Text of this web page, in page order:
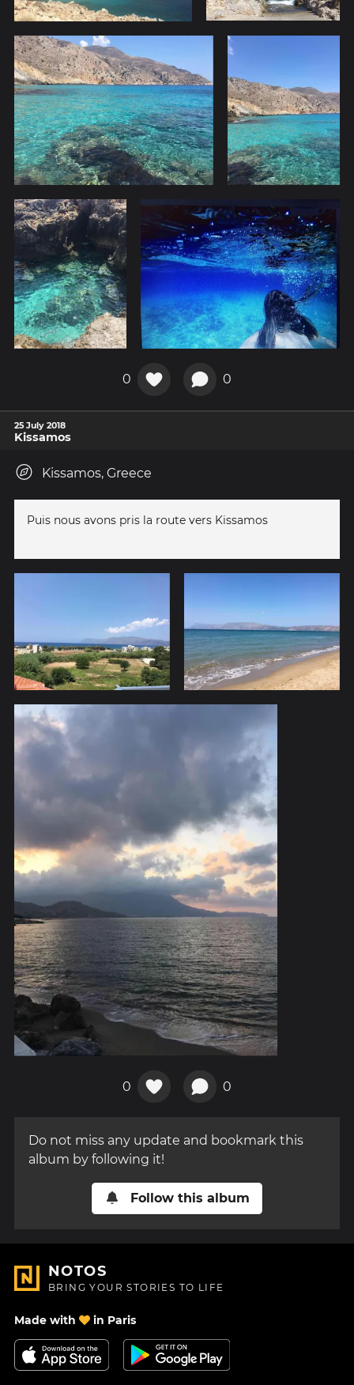
0 0
25 July 2018
Kissamos
Kissamos, Greece
Puis nous avons pris la route vers Kissamos
0 0
Do not miss any update and bookmark this
album by following it!
Follow this album
NOTOS
BRING YOUR STORIES TO LIFE
Made with in Paris